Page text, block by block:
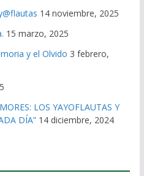
14 noviembre, 2025
15 marzo, 2025
y el Olvido 3 febrero,
LOS YAYOFLAUTAS Y
DÍA” 14 diciembre, 2024